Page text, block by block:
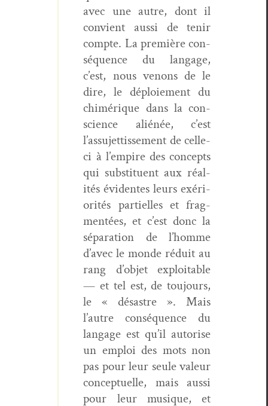
avec une autre, dont il
con­vient aus­si de tenir
compte. La pre­mière con­
séquence du lan­gage,
c’est, nous venons de le
dire, le déploiement du
chimérique dans la con­
science aliénée, c’est
l’assujettissement de celle-
ci à l’empire des con­cepts
qui sub­stituent aux réal­
ités évi­dentes leurs exéri­
or­ités par­tielles et frag­
men­tées, et c’est donc la
sépa­ra­tion de l’homme
d’avec le monde réduit au
rang d’objet exploitable
— et tel est, de tou­jours,
le « désas­tre ». Mais
l’autre con­séquence du
lan­gage est qu’il autorise
un emploi des mots non
pas pour leur seule valeur
con­ceptuelle, mais aus­si
pour leur musique, et